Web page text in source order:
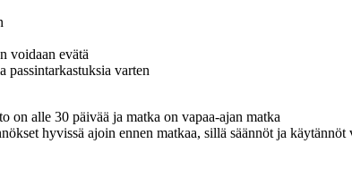
voidaan evätä
passintarkastuksia varten
alle 30 päivää ja matka on vapaa-ajan matka
hyvissä ajoin ennen matkaa, sillä säännöt ja